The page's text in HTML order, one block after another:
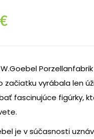
€
začiatku vyrábala len
fascinujúce figúrky,
je v súčasnosti